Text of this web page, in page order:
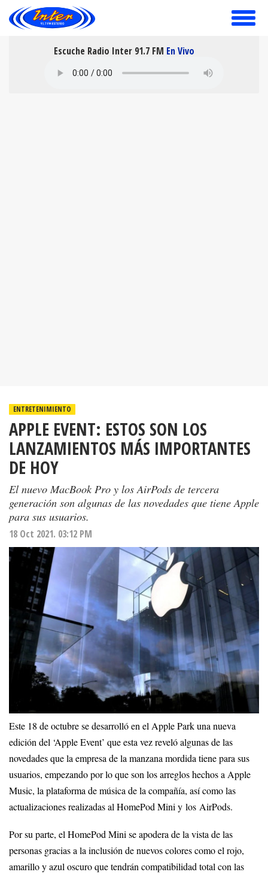
toggle
Escuche Radio Inter 91.7 FM En Vivo
ENTRETENIMIENTO
APPLE EVENT: ESTOS SON LOS
LANZAMIENTOS MÁS IMPORTANTES
DE HOY
El nuevo MacBook Pro y los AirPods de tercera
generación son algunas de las novedades que tiene Apple
para sus usuarios.
18 Oct 2021. 03:12 PM
Este 18 de octubre se desarrolló en el Apple Park una nueva
edición del ‘Apple Event’ que esta vez reveló algunas de las
novedades que la empresa de la manzana mordida tiene para sus
usuarios, empezando por lo que son los arreglos hechos a Apple
Music, la plataforma de música de la compañía, así como las
actualizaciones realizadas al HomePod Mini y los AirPods.
Por su parte, el HomePod Mini se apodera de la vista de las
personas gracias a la inclusión de nuevos colores como el rojo,
amarillo y azul oscuro que tendrán compatibilidad total con las